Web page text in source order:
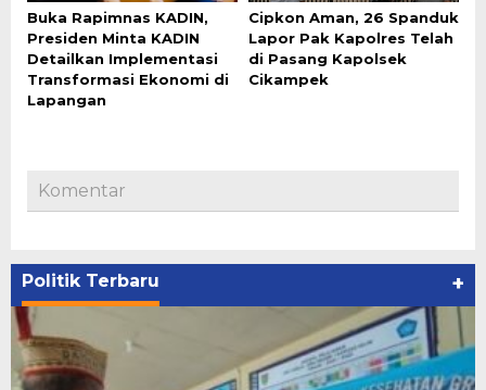
Buka Rapimnas KADIN,
Presiden Minta KADIN
Detailkan Implementasi
Transformasi Ekonomi di
Lapangan
Cipkon Aman, 26 Spanduk
Lapor Pak Kapolres Telah
di Pasang Kapolsek
Cikampek
Komentar
Politik Terbaru +